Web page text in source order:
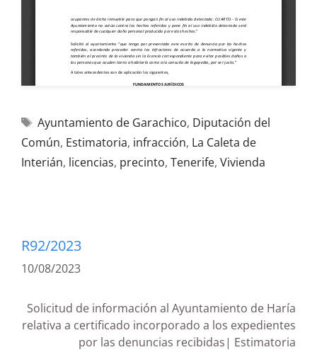
Ayuntamiento de Garachico, Diputación del
Común, Estimatoria, infracción, La Caleta de
Interián, licencias, precinto, Tenerife, Vivienda
R92/2023
10/08/2023
Solicitud de información al Ayuntamiento de Haría
relativa a certificado incorporado a los expedientes
por las denuncias recibidas| Estimatoria